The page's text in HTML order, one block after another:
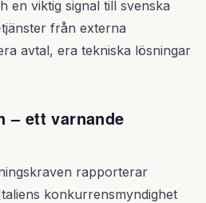
en viktig signal till svenska
från externa
avtal, era tekniska lösningar
– ett varnande
rapporterar
konkurrensmyndighet